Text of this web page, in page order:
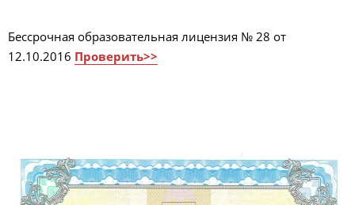
Бессрочная образовательная лицензия № 28 от
12.10.2016 Проверить>>